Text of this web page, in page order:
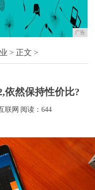
广告
> 正文 >
依然保持性价比?
联网 阅读：644